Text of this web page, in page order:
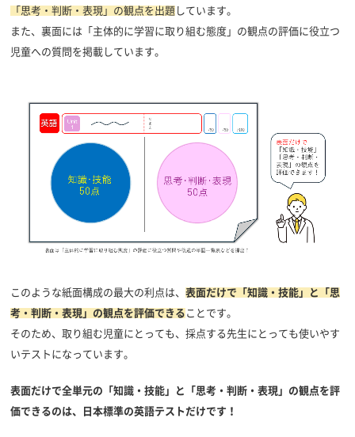
「思考・判断・表現」の観点を出題 しています。
また、裏面には「主体的に学習に取り組む態度」の観点の評価に役立つ
児童への質問を掲載しています。
このような紙面構成の最大の利点は、 表面だけで「知識・技能」と「思
考・判断・表現」の観点を評価できる ことです。
そのため、取り組む児童にとっても、採点する先生にとっても使いやす
いテストになっています。
表面だけで全単元の「知識・技能」と「思考・判断・表現」の観点を評
価できるのは、日本標準の英語テストだけです！